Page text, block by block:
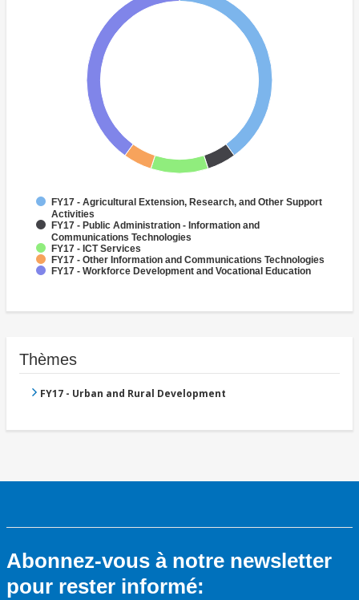
FY17 - Agricultural Extension, Research, and Other Support
Activities
FY17 - Public Administration - Information and
Communications Technologies
FY17 - ICT Services
FY17 - Other Information and Communications Technologies
FY17 - Workforce Development and Vocational Education
Thèmes
FY17 - Urban and Rural Development
Abonnez-vous à notre newsletter
pour rester informé: